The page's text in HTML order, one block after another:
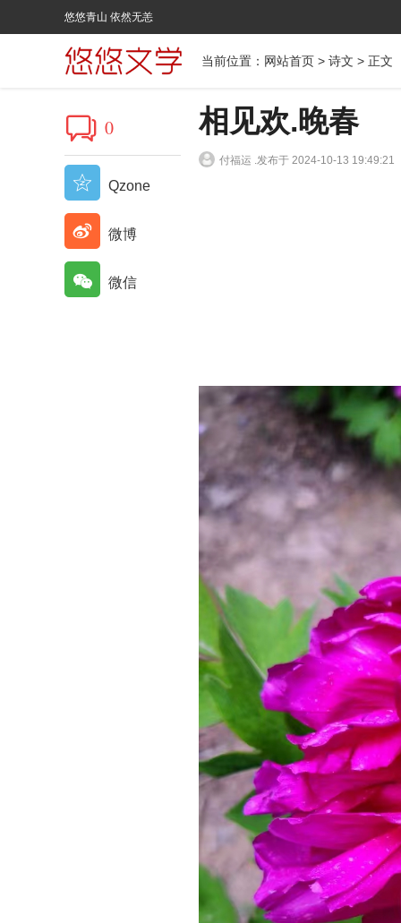
悠悠青山 依然无恙
当前位置： 网站首页 >诗文 > 正文
相见欢.晚春
付福运 .发布于 2024-10-13 19:49:21
0
Qzone
微博
微信